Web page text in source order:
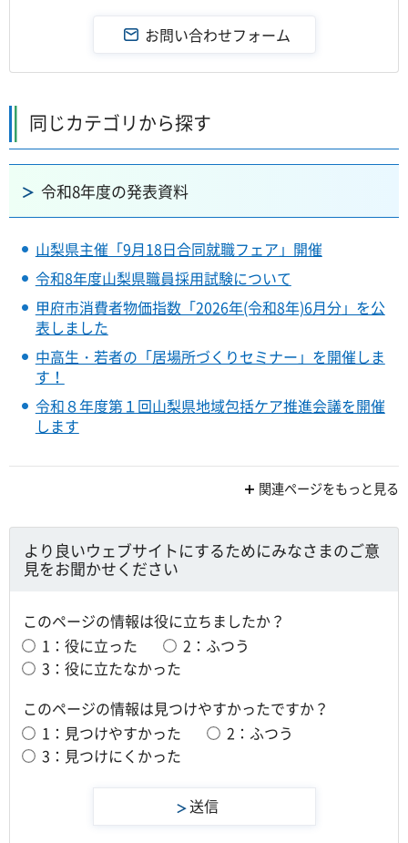
同じカテゴリから探す
令和8年度の発表資料
山梨県主催「9月18日合同就職フェア」開催
令和8年度山梨県職員採用試験について
甲府市消費者物価指数「2026年(令和8年)6月分」を公
表しました
中高生・若者の「居場所づくりセミナー」を開催しま
す！
令和８年度第１回山梨県地域包括ケア推進会議を開催
します
関連ページをもっと見る
より良いウェブサイトにするためにみなさまのご意
見をお聞かせください
このページの情報は役に立ちましたか？
1：役に立った
2：ふつう
3：役に立たなかった
このページの情報は見つけやすかったですか？
1：見つけやすかった
2：ふつう
3：見つけにくかった